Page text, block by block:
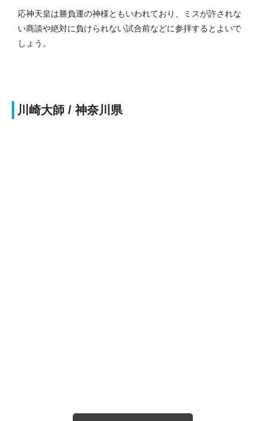
応神天皇は勝負運の神様ともいわれており、ミスが許されな
い商談や絶対に負けられない試合前などに参拝するとよいで
しょう。
川崎大師 / 神奈川県